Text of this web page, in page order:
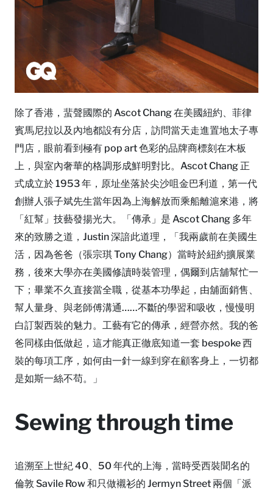
除了香港，蜚聲國際的 Ascot Chang 在美國紐約、菲律
賓馬尼拉以及內地都設有分店，訪問當天走進置地太子專
門店，眼前看到極有 pop art 色彩的品牌商標刻在木板
上，與室內奢華的格調形成鮮明對比。Ascot Chang 正
式成立於 1953 年，原址坐落於尖沙咀金巴利道，第一代
創辦人張子斌先生當年因為上海解放而乘船離滬來港，將
「紅幫」技藝發揚光大。「傳承」是 Ascot Chang 多年
來的致勝之道，Justin 深諳此道理，「我兩歲前在美國生
活，因為爸爸（張宗琪 Tony Chang）當時於紐約擴展業
務，後來大學亦在美國修讀時裝管理，偶爾到店舖幫忙一
下；畢業不久直接當全職，從基本功學起，由舖面銷售、
幫人量身、與老師傅溝通……不斷的學習和吸收，慢慢明
白訂製西裝的魅力。工藝有它的傳承，經營亦然。我的爸
爸同樣由低做起，這才能真正徹底知道一套 bespoke 西
裝的每項工序，如何由一針一線到穿在顧客身上，一切都
是如斯一絲不苟。」
Sewing through time
追溯至上世紀 40、50 年代的上海，當時受西裝聞名的
倫敦 Savile Row 和只做襯衫的 Jermyn Street 兩個「派